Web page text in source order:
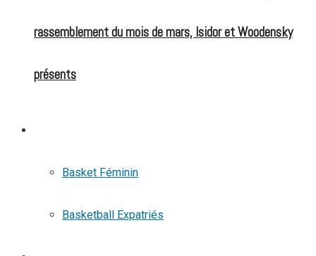
rassemblement du mois de mars, Isidor et Woodensky
présents
Basket Féminin
Basketball Expatriés